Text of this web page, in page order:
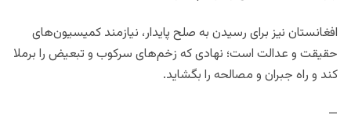
افغانستان نیز برای رسیدن به صلح پایدار، نیازمند کمیسیون‌های
حقیقت و عدالت است؛ نهادی که زخم‌های سرکوب و تبعیض را برملا
کند و راه جبران و مصالحه را بگشاید.
—